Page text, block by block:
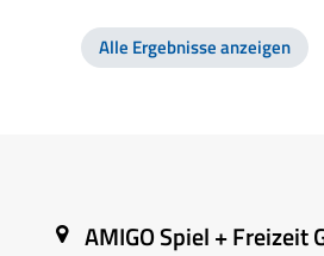
Alle Ergebnisse anzeigen
AMIGO Spiel + Freizeit